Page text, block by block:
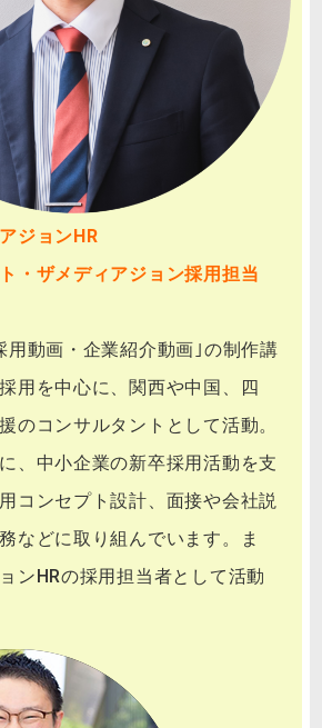
ジョンHR
・ザメディアジョン採用担当
用動画・企業紹介動画｣の制作講
用を中心に、関西や中国、四
のコンサルタントとして活動。
、中小企業の新卒採用活動を支
コンセプト設計、面接や会社説
などに取り組んでいます。ま
ンHRの採用担当者として活動